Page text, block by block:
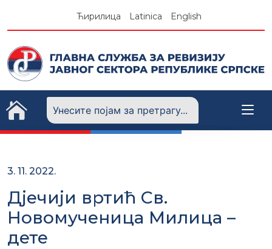
Ћирилица Latinica English
3. 11. 2022.
Дјечији вртић Св.
Новомученица Милица –
дете